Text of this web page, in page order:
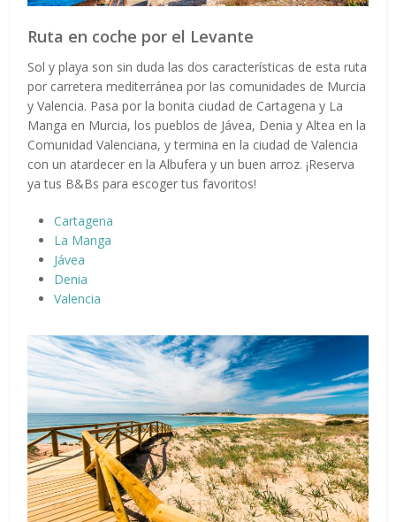
Ruta en coche por el Levante
Sol y playa son sin duda las dos características de esta ruta
por carretera mediterránea por las comunidades de Murcia
y Valencia. Pasa por la bonita ciudad de Cartagena y La
Manga en Murcia, los pueblos de Jávea, Denia y Altea en la
Comunidad Valenciana, y termina en la ciudad de Valencia
con un atardecer en la Albufera y un buen arroz. ¡Reserva
ya tus B&Bs para escoger tus favoritos!
Cartagena
La Manga
Jávea
Denia
Valencia